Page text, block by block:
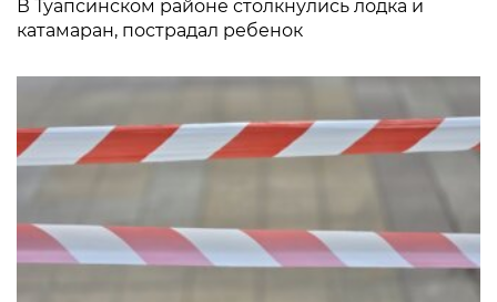
В Туапсинском районе столкнулись лодка и
катамаран, пострадал ребенок